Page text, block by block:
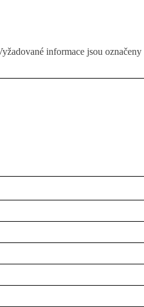
informace jsou označeny